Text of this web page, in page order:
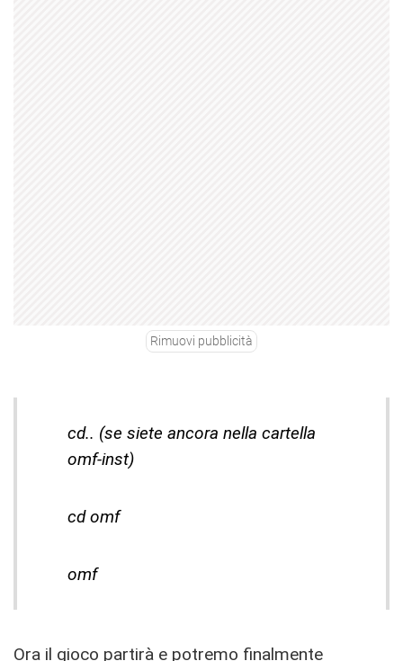
Rimuovi pubblicità
cd.. (se siete ancora nella cartella
omf-inst)
cd omf
omf
Ora il gioco partirà e potremo finalmente